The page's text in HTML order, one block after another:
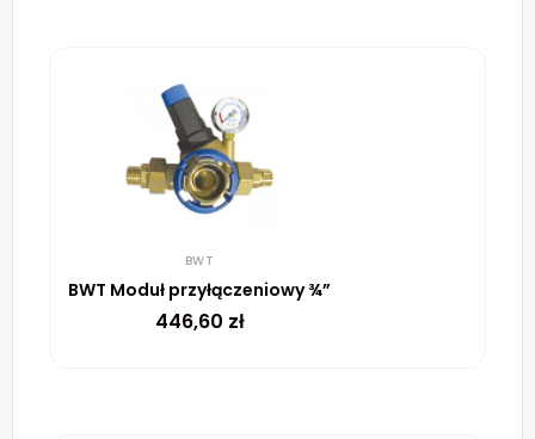
BWT
BWT Moduł przyłączeniowy ¾”
446,60 zł